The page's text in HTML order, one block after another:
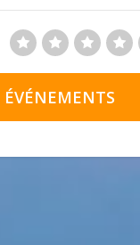
ÉVÉNEMENTS